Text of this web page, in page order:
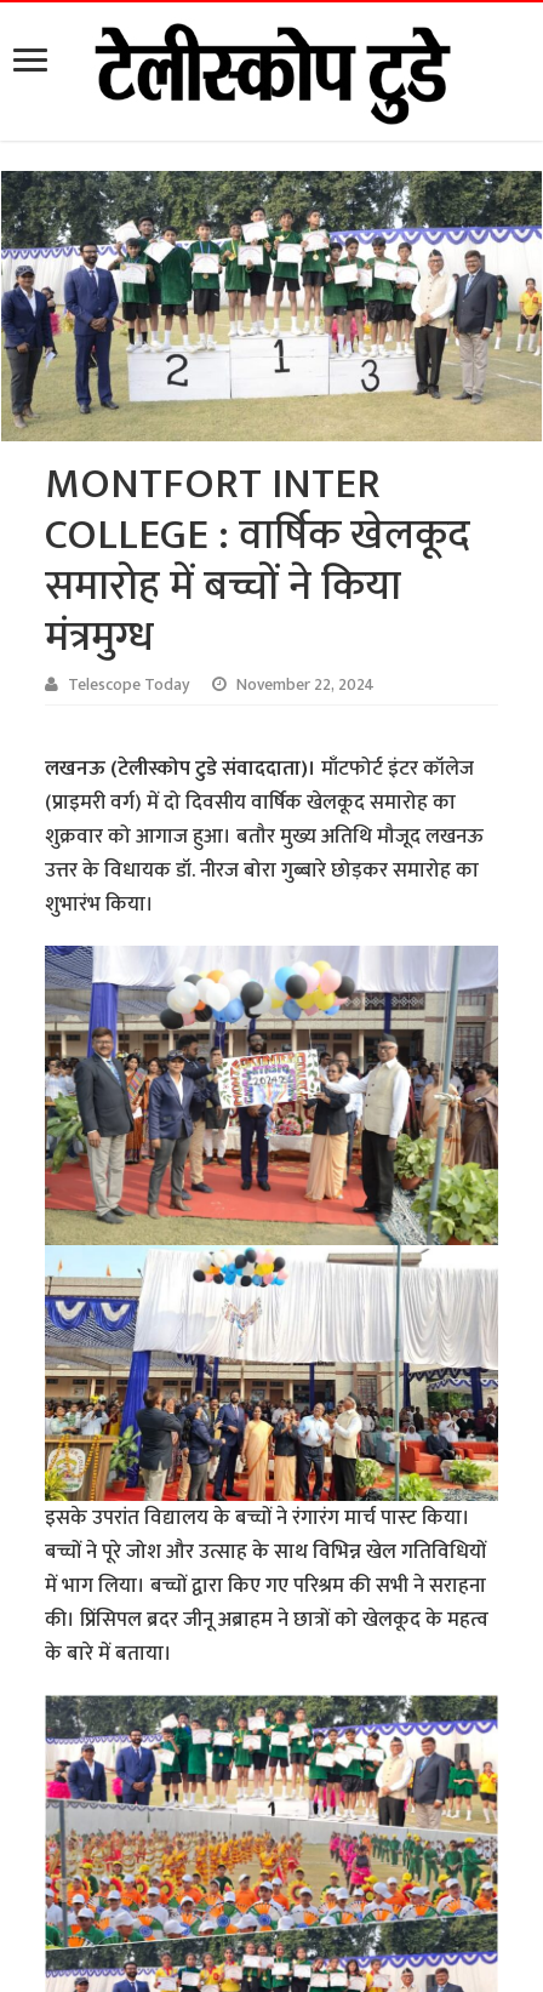
MONTFORT INTER
COLLEGE : वार्षिक खेलकूद
समारोह में बच्चों ने किया
मंत्रमुग्ध
Telescope Today November 22, 2024
लखनऊ (टेलीस्कोप टुडे संवाददाता)। माँटफोर्ट इंटर कॉलेज
(प्राइमरी वर्ग) में दो दिवसीय वार्षिक खेलकूद समारोह का
शुक्रवार को आगाज हुआ। बतौर मुख्य अतिथि मौजूद लखनऊ
उत्तर के विधायक डॉ. नीरज बोरा गुब्बारे छोड़कर समारोह का
शुभारंभ किया।
इसके उपरांत विद्यालय के बच्चों ने रंगारंग मार्च पास्ट किया।
बच्चों ने पूरे जोश और उत्साह के साथ विभिन्न खेल गतिविधियों
में भाग लिया। बच्चों द्वारा किए गए परिश्रम की सभी ने सराहना
की। प्रिंसिपल ब्रदर जीनू अब्राहम ने छात्रों को खेलकूद के महत्व
के बारे में बताया।